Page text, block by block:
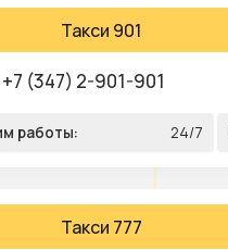
Такси 901
+7 (347) 2-901-901
работы: 24/7
Такси 777